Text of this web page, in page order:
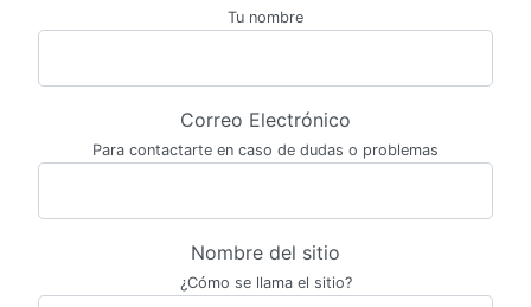
Tu nombre
Correo Electrónico
Para contactarte en caso de dudas o problemas
Nombre del sitio
¿Cómo se llama el sitio?